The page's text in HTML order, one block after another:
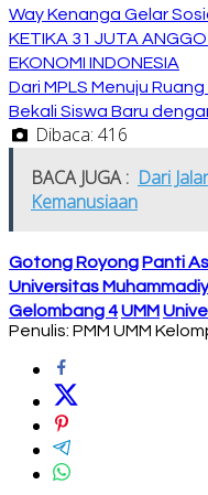
Way Kenanga Gelar
KETIKA 31 JUTA
EKONOMI INDONESIA
Dari MPLS Menuju
Bekali Siswa Baru
Dibaca: 416
BACA JUGA : Dari
Kemanusiaan
Gotong RoyongPanti
Universitas
Gelombang 4UMM
Penulis: PMM UMM